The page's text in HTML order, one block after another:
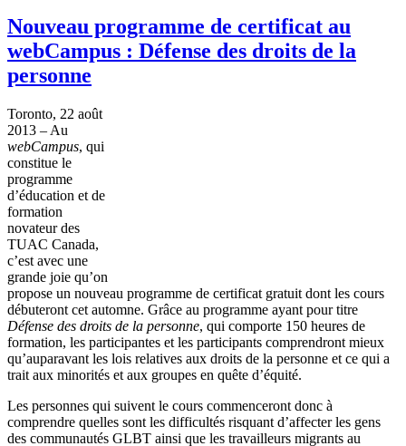
Nouveau programme de certificat au
webCampus : Défense des droits de la
personne
Toronto, 22 août
2013 – Au
webCampus, qui
constitue le
programme
d’éducation et de
formation
novateurdes
TUAC Canada,
c’est avec une
grande joie qu’on
propose un nouveau programme de certificat gratuit dont les cours
débuteront cet automne. Grâce au programme ayant pourtitre
Défense des droits de la personne, qui comporte 150 heures de
formation, les participantes et les participants comprendront mieux
qu’auparavant les lois relatives aux droits de la personne et ce qui a
trait aux minorités et aux groupes en quête d’équité.
Les personnes qui suivent le cours commenceront donc à
comprendre quelles sont les difficultés risquant d’affecterles gens
des communautés GLBT ainsi que les travailleurs migrants au